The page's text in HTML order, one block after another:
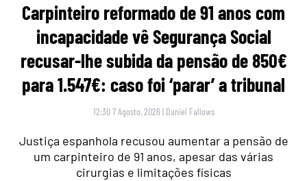
Carpinteiro reformado de 91 anos com
incapacidade vê Segurança Social
recusar-lhe subida da pensão de 850€
para 1.547€: caso foi ‘parar’ a tribunal
12:30 7 Agosto, 2026 | Daniel Fallows
Justiça espanhola recusou aumentar a pensão de
um carpinteiro de 91 anos, apesar das várias
cirurgias e limitações físicas